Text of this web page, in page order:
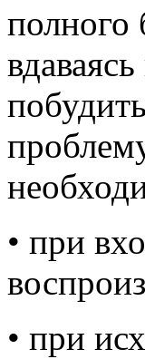
полного
• при
• при